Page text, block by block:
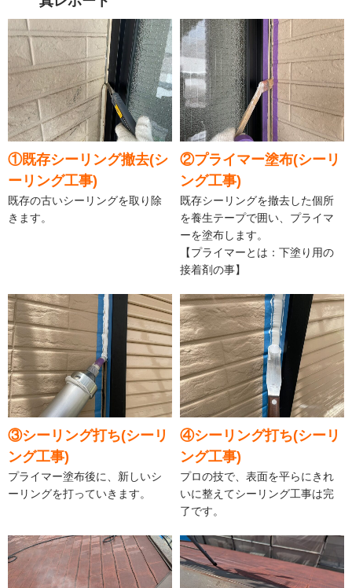
①既存シーリング撤去(シ
ーリング工事)
既存の古いシーリングを取り除
きます。
②プライマー塗布(シーリ
ング工事)
既存シーリングを撤去した個所
を養生テープで囲い、プライマ
ーを塗布します。
【プライマーとは：下塗り用の
接着剤の事】
③シーリング打ち(シーリ
ング工事)
プライマー塗布後に、新しいシ
ーリングを打っていきます。
④シーリング打ち(シーリ
ング工事)
プロの技で、表面を平らにきれ
いに整えてシーリング工事は完
了です。